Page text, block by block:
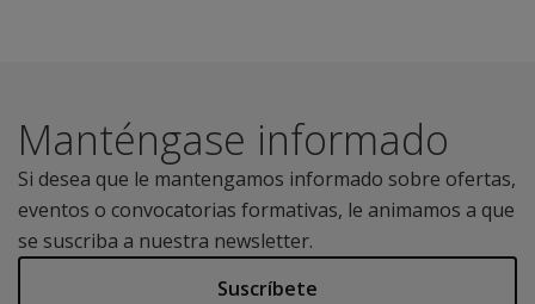
Manténgase informado
Si desea que le mantengamos informado sobre ofertas,
eventos o convocatorias formativas, le animamos a que
se suscriba a nuestra newsletter.
Suscríbete